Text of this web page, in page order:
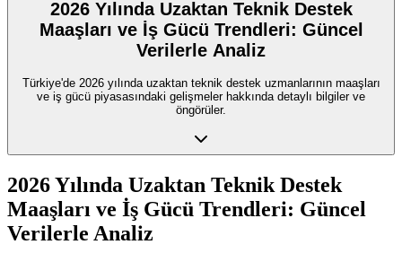
2026 Yılında Uzaktan Teknik Destek
Maaşları ve İş Gücü Trendleri: Güncel
Verilerle Analiz
Türkiye'de 2026 yılında uzaktan teknik destek uzmanlarının maaşları
ve iş gücü piyasasındaki gelişmeler hakkında detaylı bilgiler ve
öngörüler.
2026 Yılında Uzaktan Teknik Destek
Maaşları ve İş Gücü Trendleri: Güncel
Verilerle Analiz